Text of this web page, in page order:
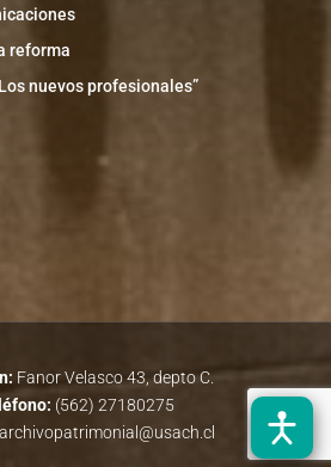
reforma
nuevos profesionales”
Fanor Velasco 43, depto C.
(562) 27180275
archivopatrimonial@usach.cl